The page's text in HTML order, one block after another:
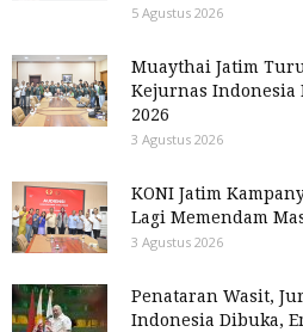
5 Agustus 2026
Muaythai Jatim
Kejurnas Indonesia
2026
3 Agustus 2026
KONI Jatim
Lagi Memendam
3 Agustus 2026
Penataran Wasit,
Indonesia Dibuka,